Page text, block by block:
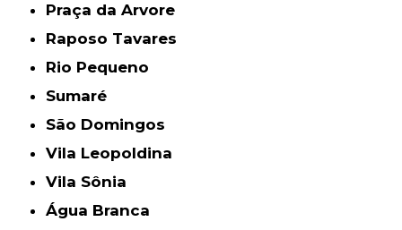
Praça da Arvore
Raposo Tavares
Rio Pequeno
Sumaré
São Domingos
Vila Leopoldina
Vila Sônia
Água Branca